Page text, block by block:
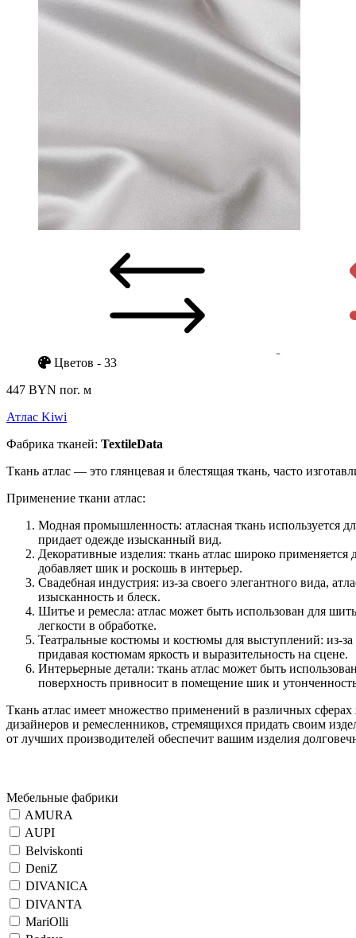
Цветов - 33
447 BYN пог. м
Атлас Kiwi
Фабрика тканей: TextileData
Ткань атлас — это глянцевая и блестящая ткань, часто
Применение ткани атлас:
Модная промышленность: атласная ткань используется
придает одежде изысканный вид.
Декоративные изделия: ткань атлас широко
добавляет шик и роскошь в интерьер.
Свадебная индустрия: из-за своего элегантного вида,
изысканность и блеск.
Шитье и ремесла: атлас может быть использован для
легкости в обработке.
Театральные костюмы и костюмы для выступлений: из-за
придавая костюмам яркость и выразительность на сцене.
Интерьерные детали: ткань атлас может быть
поверхность привносит в помещение шик и
Ткань атлас имеет множество применений в различных
дизайнеров и ремесленников, стремящихся придать своим
от лучших производителей обеспечит вашим изделия
Мебельные фабрики
AMURA
AUPI
Belviskonti
DeniZ
DIVANICA
DIVANTA
MariOlli